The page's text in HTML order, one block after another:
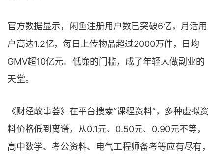
官方数据显示，闲鱼注册用户数已突破6亿，月活用
户高达1.2亿，每日上传物品超过2000万件，日均
GMV超10亿元。低廉的门槛，成了年轻人做副业的
天堂。
《财经故事荟》在平台搜索“课程资料”，多种虚拟资
料价格低到离谱，从0.1元、0.50元、0.90元不等，
高中数学、考公资料、电气工程师备考等应有尽有，